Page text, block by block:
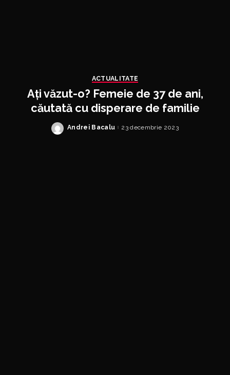
ACTUALITATE
Ați văzut-o? Femeie de 37 de ani,
căutată cu disperare de familie
Posted
Andrei Bacalu 23 decembrie 2023